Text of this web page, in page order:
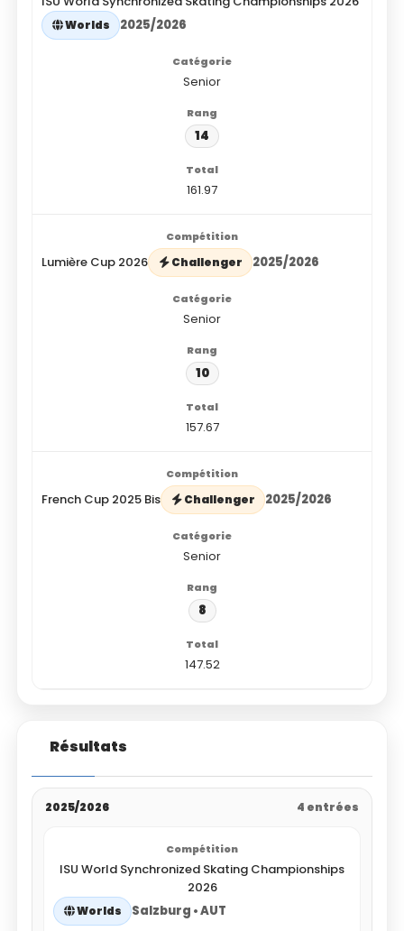
Worlds 2025/2026
Senior
14
161.97
Lumière Cup 2026 Challenger 2025/2026
Senior
10
157.67
French Cup 2025 Bis Challenger 2025/2026
Senior
8
147.52
Résultats
2025/2026 4 entrées
ISU World Synchronized Skating Championships
2026
Worlds Salzburg • AUT